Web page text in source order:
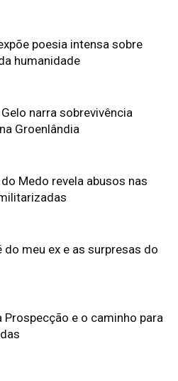
poesia intensa sobre
humanidade
narra sobrevivência
Groenlândia
Medo revela abusos nas
do meu ex e as surpresas do
Prospecção e o caminho para